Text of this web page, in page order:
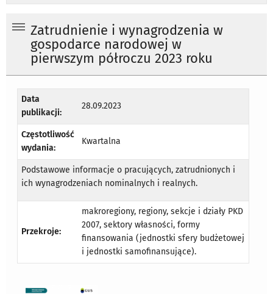
Zatrudnienie i wynagrodzenia w
gospodarce narodowej w
pierwszym półroczu 2023 roku
Data
publikacji:
28.09.2023
Częstotliwość
wydania:
Kwartalna
Podstawowe informacje o pracujących, zatrudnionych i
ich wynagrodzeniach nominalnych i realnych.
Przekroje:
makroregiony, regiony, sekcje i działy PKD
2007, sektory własności, formy
finansowania (jednostki sfery budżetowej
i jednostki samofinansujące).